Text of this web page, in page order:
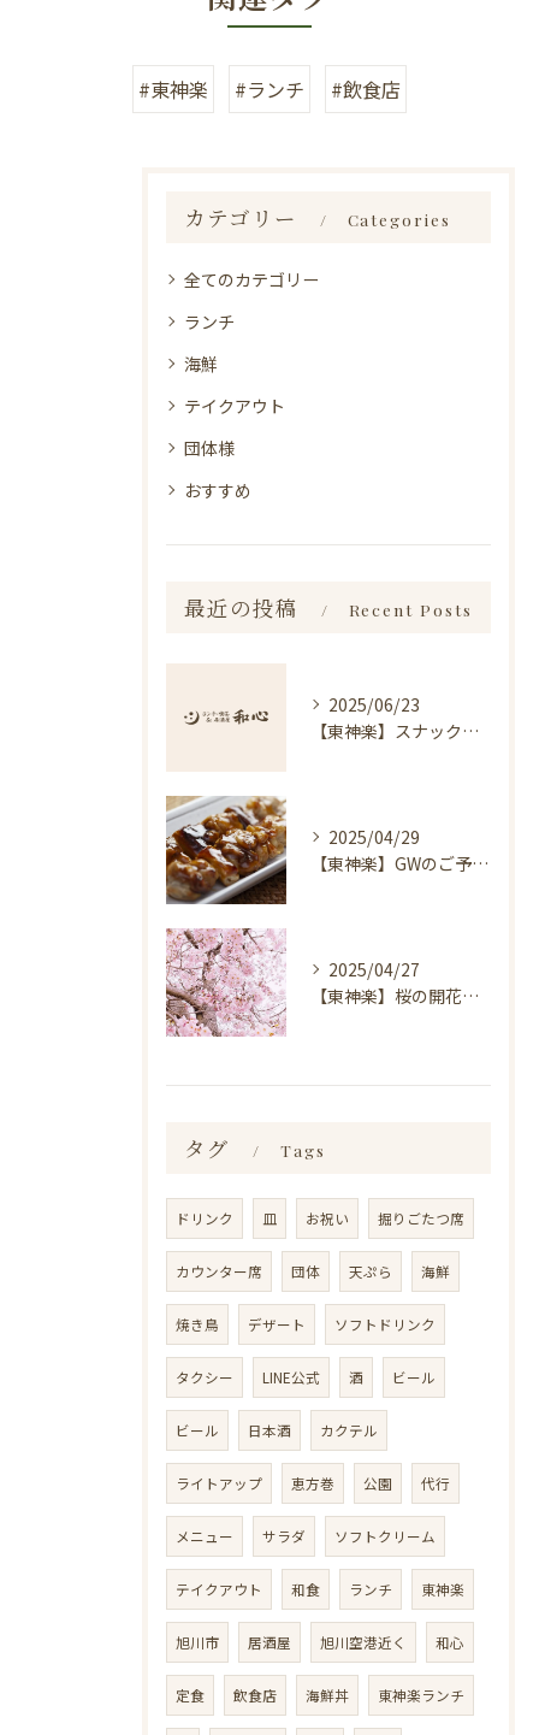
#東神楽 #ランチ #飲食店
カテゴリー Categories
全てのカテゴリー
ランチ
海鮮
テイクアウト
団体様
おすすめ
最近の投稿 Recent Posts
2025/06/23
【東神楽】スナック琥珀についてのお知らせ｜ランチ・喫茶＆居酒屋 和心
2025/04/29
【東神楽】GWのご予約受付中！｜ランチ・喫茶＆居酒屋 和心
2025/04/27
【東神楽】桜の開花情報＆お花見スポット｜ランチ・喫茶＆居酒屋 和心
タグ Tags
ドリンク 皿 お祝い 掘りごたつ席
カウンター席 団体 天ぷら 海鮮
焼き鳥 デザート ソフトドリンク
タクシー LINE公式 酒 ビール
ビール 日本酒 カクテル
ライトアップ 恵方巻 公園 代行
メニュー サラダ ソフトクリーム
テイクアウト 和食 ランチ 東神楽
旭川市 居酒屋 旭川空港近く 和心
定食 飲食店 海鮮丼 東神楽ランチ